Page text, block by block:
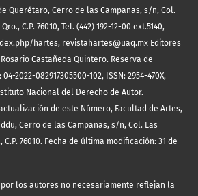
Querétaro, Cerro de las Campanas, s/n, Col.
C.P. 76010, Tel. (442) 192-12-00 ext.5140,
hartes, revistahartes@uaq.mx Editores
Castañeda Quintero. Reserva de
2022-082917305500-102, ISSN: 2954-470X,
Nacional del Derecho de Autor.
de este Número, Facultad de Artes,
Cerro de las Campanas, s/n, Col. Las
76010. Fecha de última modificación: 31 de
los autores no necesariamente reflejan la